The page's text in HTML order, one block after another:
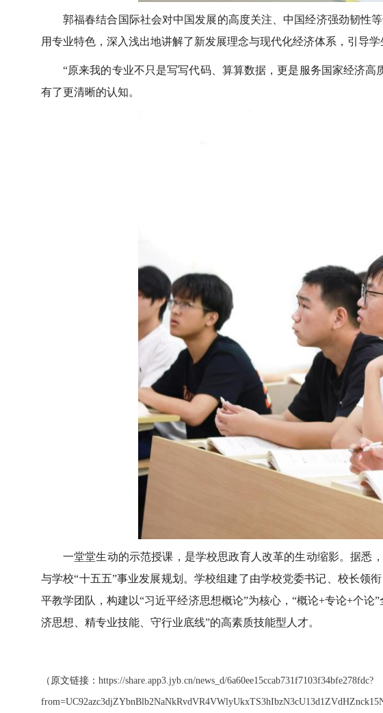
郭福春结合国际社会对中国发展的高度关注、中国经济强劲韧性
用专业特色，深入浅出地讲解了新发展理念与现代化经济体系，引导
“原来我的专业不只是写写代码、算算数据，更是服务国家经济高
有了更清晰的认知。
一堂堂生动的示范授课，是学校思政育人改革的生动缩影。据悉
与学校“十五五”事业发展规划。学校组建了由学校党委书记、校长领
平教学团队，构建以“习近平经济思想概论”为核心，“概论+专论+个
济思想、精专业技能、守行业底线”的高素质技能型人才。
（原文链接： https://share.app3.jyb.cn/news_d/6a60ee15ccab731f7103f34bfe278fdc?